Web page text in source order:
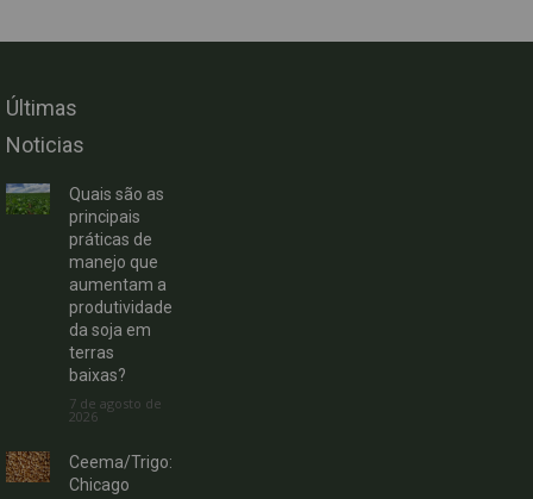
Últimas
Noticias
Quais são as
principais
práticas de
manejo que
aumentam a
produtividade
da soja em
terras
baixas?
7 de agosto de
2026
Ceema/Trigo:
Chicago